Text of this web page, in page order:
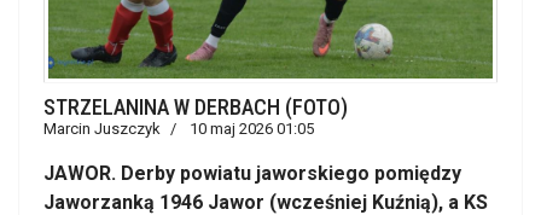
STRZELANINA W DERBACH (FOTO)
Marcin Juszczyk 10 maj 2026 01:05
JAWOR. Derby powiatu jaworskiego pomiędzy
Jaworzanką 1946 Jawor (wcześniej Kuźnią), a KS